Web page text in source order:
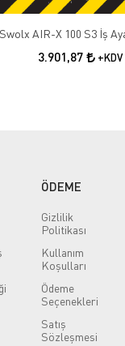
Swolx AIR-X 100 S3 İş
3.901,87 +KDV
ÖDEME
Gizlilik
Politikası
Kullanım
Koşulları
Ödeme
Seçenekleri
Satış
Sözleşmesi